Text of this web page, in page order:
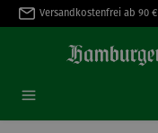
springen
Versandkostenfrei ab 90 €